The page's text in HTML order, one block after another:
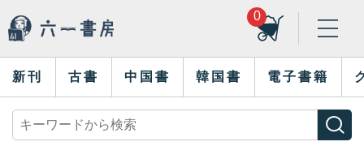
0
新刊 古書 中国書 韓国書 電子書籍